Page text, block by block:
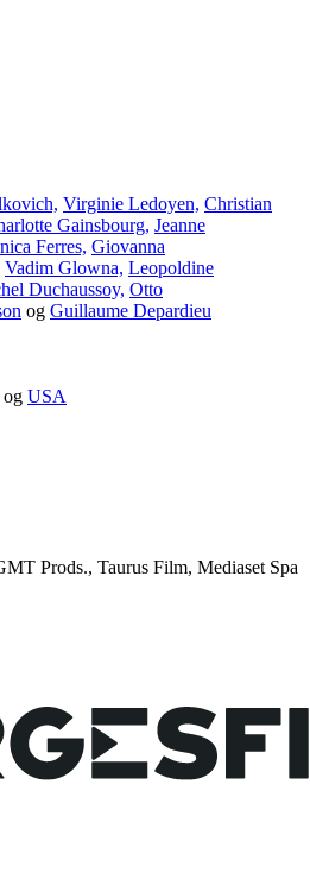
Virginie Ledoyen, Christian
Gainsbourg, Jeanne
Ferres, Giovanna
Vadim Glowna, Leopoldine
Duchaussoy, Otto
og Guillaume Depardieu
og USA
Prods., Taurus Film, Mediaset Spa